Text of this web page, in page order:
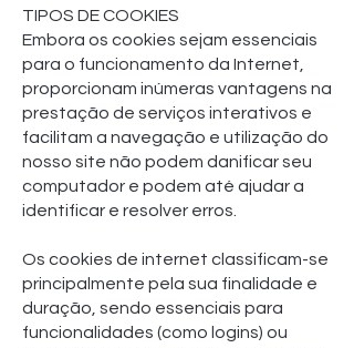
TIPOS DE COOKIES
Embora os cookies sejam essenciais
para o funcionamento da Internet,
proporcionam inúmeras vantagens na
prestação de serviços interativos e
facilitam a navegação e utilização do
nosso site não podem danificar seu
computador e podem até ajudar a
identificar e resolver erros.
Os cookies de internet classificam-se
principalmente pela sua finalidade e
duração, sendo essenciais para
funcionalidades (como logins) ou